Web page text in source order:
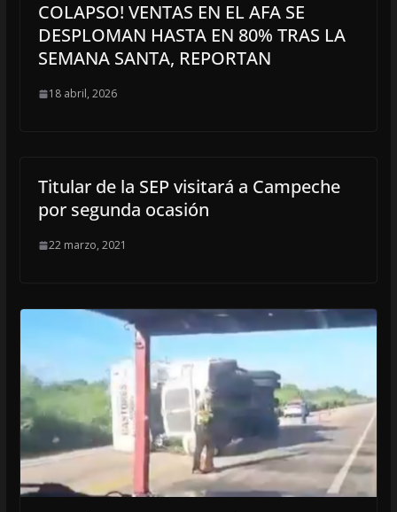
COLAPSO! VENTAS EN EL AFA SE
DESPLOMAN HASTA EN 80% TRAS LA
SEMANA SANTA, REPORTAN
18 abril, 2026
Titular de la SEP visitará a Campeche
por segunda ocasión
22 marzo, 2021